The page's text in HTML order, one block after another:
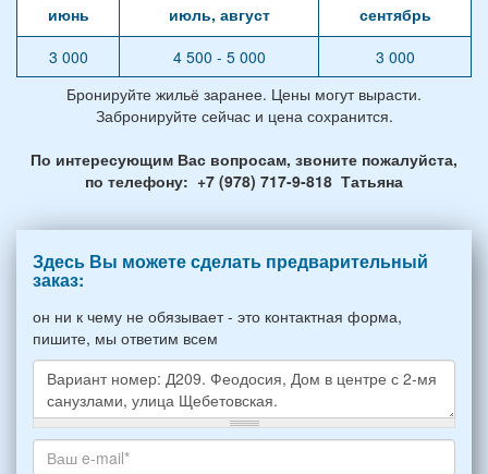
июнь
июль, август
сентябрь
3 000
4 500 - 5 000
3 000
Бронируйте жильё заранее. Цены могут вырасти.
Забронируйте сейчас и цена сохранится.
По интересующим Вас вопросам, звоните пожалуйста,
по телефону: +7 (978) 717-9-818 Татьяна
Здесь Вы можете сделать предварительный
заказ:
он ни к чему не обязывает - это контактная форма,
пишите, мы ответим всем
Какое
жилье